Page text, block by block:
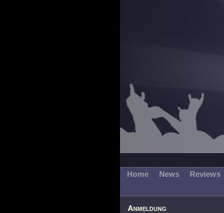
Home News Reviews
Anmeldung